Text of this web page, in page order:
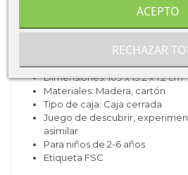
para guardar los números después
Números Pure de Janod
Dimensiones: 109 x 13.2 x 1.2 cm
Materiales: Madera, cartón
Tipo de caja: Caja cerrada
Juego de descubrir,
asimilar
Para niños de 2-6 años
Etiqueta FSC
RECHAZAR
ACEPTO